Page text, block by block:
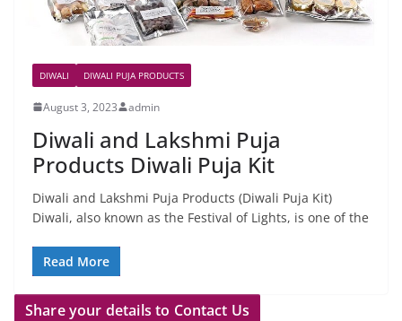
DIWALI DIWALI PUJA PRODUCTS
August 3, 2023 admin
Diwali and Lakshmi Puja
Products Diwali Puja Kit
Diwali and Lakshmi Puja Products (Diwali Puja Kit)
Diwali, also known as the Festival of Lights, is one of the
Read More
Share your details to Contact Us